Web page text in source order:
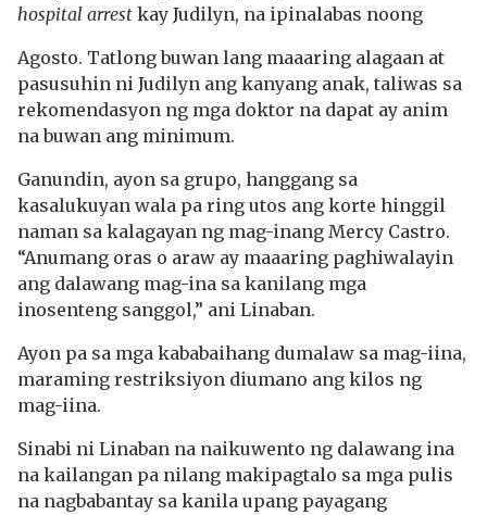
hospital arrest kay Judilyn, na ipinalabas noong
Agosto. Tatlong buwan lang maaaring alagaan at
pasusuhin ni Judilyn ang kanyang anak, taliwas sa
rekomendasyon ng mga doktor na dapat ay anim
na buwan ang minimum.
Ganundin, ayon sa grupo, hanggang sa
kasalukuyan wala pa ring utos ang korte hinggil
naman sa kalagayan ng mag-inang Mercy Castro.
“Anumang oras o araw ay maaaring paghiwalayin
ang dalawang mag-ina sa kanilang mga
inosenteng sanggol,” ani Linaban.
Ayon pa sa mga kababaihang dumalaw sa mag-iina,
maraming restriksiyon diumano ang kilos ng
mag-iina.
Sinabi ni Linaban na naikuwento ng dalawang ina
na kailangan pa nilang makipagtalo sa mga pulis
na nagbabantay sa kanila upang payagang